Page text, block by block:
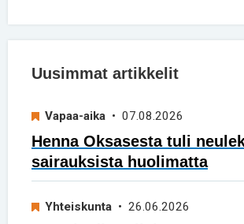
Uusimmat artikkelit
Vapaa-aika • 07.08.2026
Henna Oksasesta tuli
sairauksista huolimatta
Yhteiskunta • 26.06.2026